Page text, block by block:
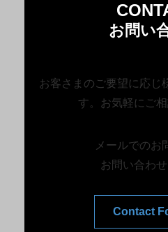
お問い
お客さまのご要望に応じ
す。お気軽にご相
メールでのお
お問い合わ
Contact